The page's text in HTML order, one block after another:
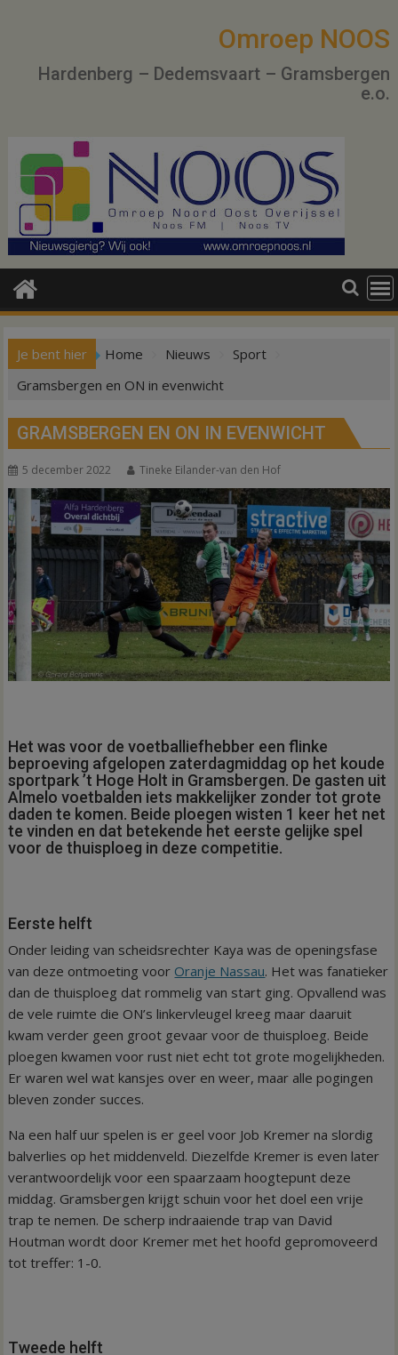
Omroep NOOS
Hardenberg – Dedemsvaart – Gramsbergen
e.o.
Je bent hier Home Nieuws
Sport
Gramsbergen en ON in evenwicht
GRAMSBERGEN EN ON IN EVENWICHT
5 december 2022 Tineke Eilander-van den Hof
Het was voor de voetballiefhebber een flinke
beproeving afgelopen zaterdagmiddag op het koude
sportpark ’t Hoge Holt in Gramsbergen. De gasten uit
Almelo voetbalden iets makkelijker zonder tot grote
daden te komen. Beide ploegen wisten 1 keer het net
te vinden en dat betekende het eerste gelijke spel
voor de thuisploeg in deze competitie.
Eerste helft
Onder leiding van scheidsrechter Kaya was de openingsfase
van deze ontmoeting voor Oranje Nassau. Het was fanatieker
dan de thuisploeg dat rommelig van start ging. Opvallend was
de vele ruimte die ON’s linkervleugel kreeg maar daaruit
kwam verder geen groot gevaar voor de thuisploeg. Beide
ploegen kwamen voor rust niet echt tot grote mogelijkheden.
Er waren wel wat kansjes over en weer, maar alle pogingen
bleven zonder succes.
Na een half uur spelen is er geel voor Job Kremer na slordig
balverlies op het middenveld. Diezelfde Kremer is even later
verantwoordelijk voor een spaarzaam hoogtepunt deze
middag. Gramsbergen krijgt schuin voor het doel een vrije
trap te nemen. De scherp indraaiende trap van David
Houtman wordt door Kremer met het hoofd gepromoveerd
tot treffer: 1-0.
Tweede helft